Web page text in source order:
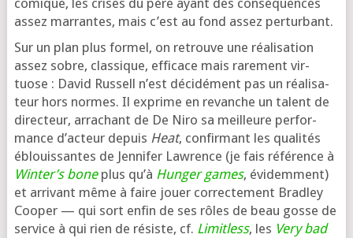
comique, les crises du père ayant des consé­quences
assez mar­rantes, mais c’est au fond assez perturbant.
Sur un plan plus for­mel, on retrouve une réa­li­sa­tion
assez sobre, clas­sique, effi­cace mais rare­ment vir­
tuose : David Russell n’est déci­dé­ment pas un réa­li­sa­
teur hors normes. Il exprime en revanche un talent de
direc­teur, arra­chant de De Niro sa meilleure per­for­
mance d’ac­teur depuis Heat, confir­mant les qua­li­tés
éblouis­santes de Jennifer Lawrence (je fais réfé­rence à
Winter’s boneplus qu’à Hunger games, évi­dem­ment)
et arri­vant même à faire jouer cor­rec­te­ment Bradley
Cooper — qui sort enfin de ses rôles de beau gosse de
ser­vice à qui rien de résiste, cf. Limitless, les Very bad